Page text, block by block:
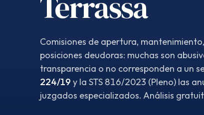
Comisiones de apertura,
posiciones deudoras: muchas son
transparencia o no corresponden a un
224/19 y la STS 816/2023 (Pleno) las
juzgados especializados. Análisis